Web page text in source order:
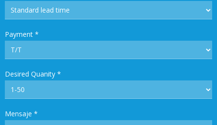
Payment *
Desired Quanity *
Mensaje *